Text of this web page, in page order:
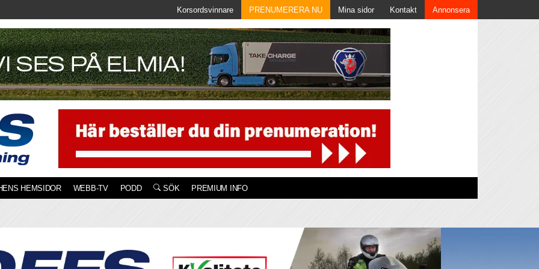
Korsordsvinnare PRENUMERERA NU Mina sidor Kontakt Annonsera
HEMSIDOR WEBB-TV PODD SÖK PREMIUM INFO